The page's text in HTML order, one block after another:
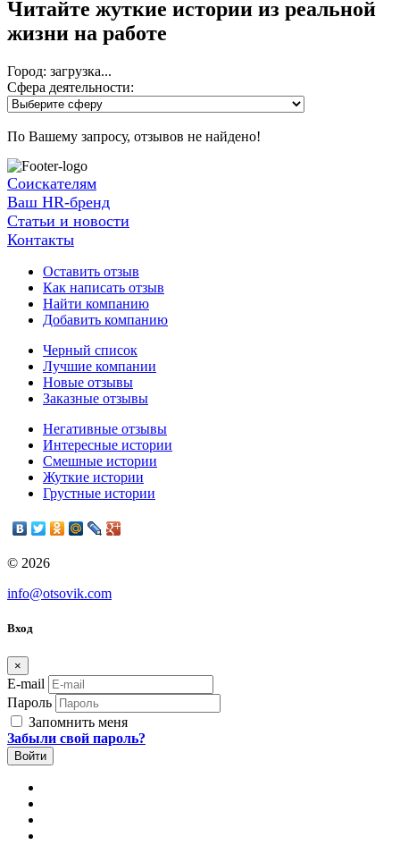
Читайте жуткие истории из реальной
жизни на работе
Город: загрузка...
Сфера деятельности:
По Вашему запросу, отзывов не найдено!
Соискателям
Ваш HR-бренд
Статьи и новости
Контакты
Оставить отзыв
Как написать отзыв
Найти компанию
Добавить компанию
Черный список
Лучшие компании
Новые отзывы
Заказные отзывы
Негативные отзывы
Интересные истории
Смешные истории
Жуткие истории
Грустные истории
© 2026
info@otsovik.com
Вход
×
E-mail
Пароль
Запомнить меня
Забыли свой пароль?